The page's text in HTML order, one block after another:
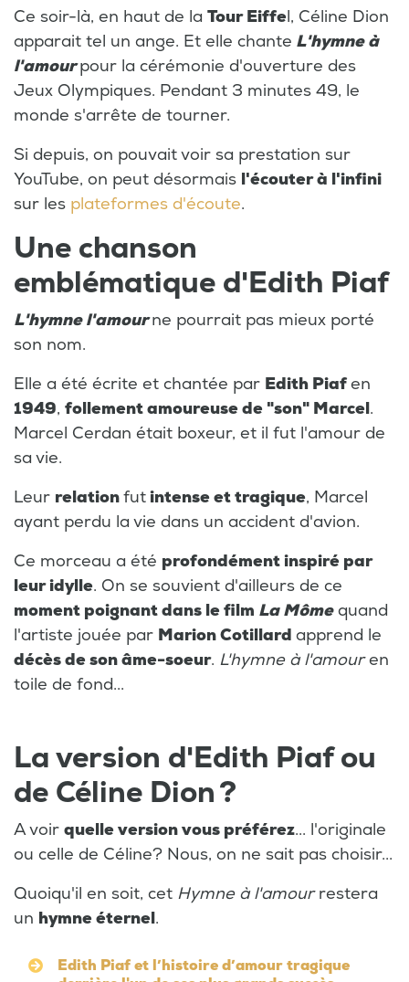
Ce soir-là, en haut de la Tour Eiffel, Céline Dion
apparait tel un ange. Et elle chante L'hymne à
l'amourpour la cérémonie d'ouverture des
Jeux Olympiques. Pendant 3 minutes 49, le
monde s'arrête de tourner.
Si depuis, on pouvait voir sa prestation sur
YouTube, on peut désormais l'écouter à l'infini
sur les plateformes d'écoute.
Une chanson
emblématique d'Edith Piaf
L'hymne l'amourne pourrait pas mieux porté
son nom.
Elle a été écrite et chantée par Edith Piafen
1949, follement amoureuse de "son" Marcel.
Marcel Cerdan était boxeur, et il fut l'amour de
sa vie.
Leur relationfutintense et tragique, Marcel
ayant perdu la vie dans un accident d'avion.
Ce morceau a été profondément inspiré par
leur idylle. On se souvient d'ailleurs de ce
moment poignant dans le film La Mômequand
l'artiste jouée par Marion Cotillard apprend le
décès de son âme-soeur. L'hymne à l'amouren
toile de fond...
La version d'Edith Piaf ou
de Céline Dion ?
A voir quelle version vous préférez... l'originale
ou celle de Céline? Nous, on ne sait pas choisir...
Quoiqu'il en soit, cet Hymne à l'amourrestera
un hymne éternel.
Edith Piaf et l’histoire d’amour tragique